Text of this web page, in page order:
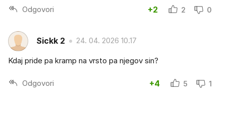
Odgovori +2 2 0
Sickk 2 24. 04. 2026 10.17
Kdaj pride pa kramp na vrsto pa njegov sin?
Odgovori +4 5 1